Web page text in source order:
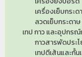
เครื่องเย็บกระด
ลวดเย็บกระดาษ
เทป กาว และอุปกร
กาวสารพัดประ
เทปตีเส้นและกั้น